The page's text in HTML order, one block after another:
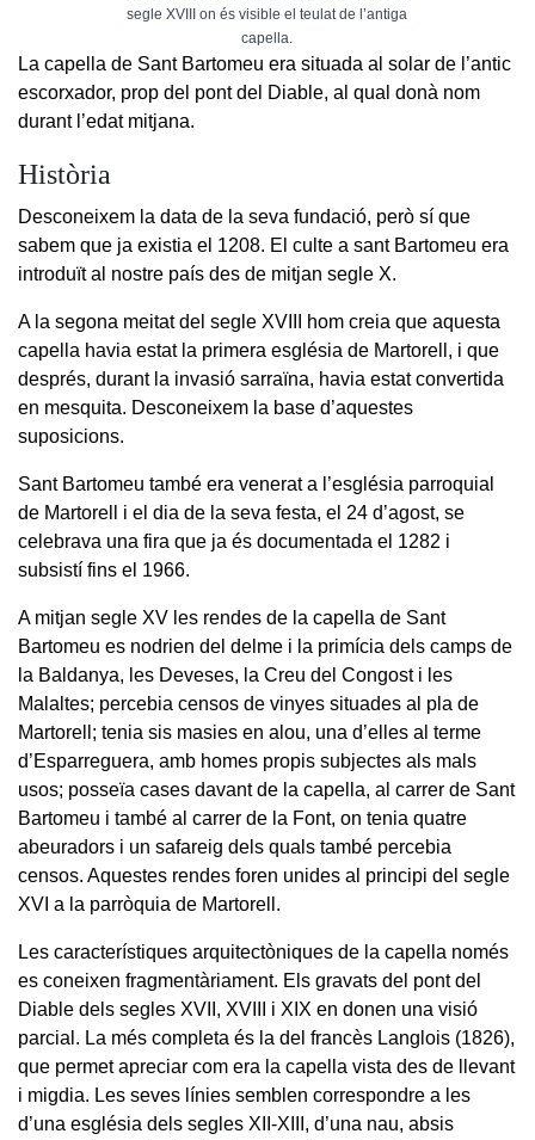
segle XVIII on és visible el teulat de l’antiga
capella.
La capella de Sant Bartomeu era situada al solar de l’antic
escorxador, prop del pont del Diable, al qual donà nom
durant l’edat mitjana.
Història
Desconeixem la data de la seva fundació, però sí que
sabem que ja existia el 1208. El culte a sant Bartomeu era
introduït al nostre país des de mitjan segle X.
A la segona meitat del segle XVIII hom creia que aquesta
capella havia estat la primera església de Martorell, i que
després, durant la invasió sarraïna, havia estat convertida
en mesquita. Desconeixem la base d’aquestes
suposicions.
Sant Bartomeu també era venerat a l’església parroquial
de Martorell i el dia de la seva festa, el 24 d’agost, se
celebrava una fira que ja és documentada el 1282 i
subsistí fins el 1966.
A mitjan segle XV les rendes de la capella de Sant
Bartomeu es nodrien del delme i la primícia dels camps de
la Baldanya, les Deveses, la Creu del Congost i les
Malaltes; percebia censos de vinyes situades al pla de
Martorell; tenia sis masies en alou, una d’elles al terme
d’Esparreguera, amb homes propis subjectes als mals
usos; posseïa cases davant de la capella, al carrer de Sant
Bartomeu i també al carrer de la Font, on tenia quatre
abeuradors i un safareig dels quals també percebia
censos. Aquestes rendes foren unides al principi del segle
XVI a la parròquia de Martorell.
Les característiques arquitectòniques de la capella només
es coneixen fragmentàriament. Els gravats del pont del
Diable dels segles XVII, XVIII i XIX en donen una visió
parcial. La més completa és la del francès Langlois (1826),
que permet apreciar com era la capella vista des de llevant
i migdia. Les seves línies semblen correspondre a les
d’una església dels segles XII-XIII, d’una nau, absis